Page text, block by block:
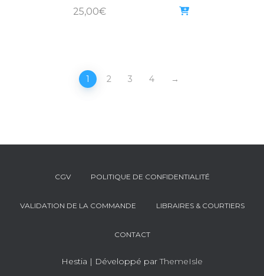
25,00€
1 2 3 4 →
CGV POLITIQUE DE CONFIDENTIALITÉ
VALIDATION DE LA COMMANDE LIBRAIRES & COURTIERS
CONTACT
Hestia | Développé parThemeIsle